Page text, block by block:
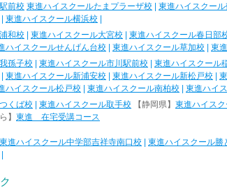
前校 東進ハイスクールたまプラーザ校 東進ハイスクー
東進ハイスクール横浜校
和校 東進ハイスクール大宮校 東進ハイスクール春日部
ハイスクールせんげん台校 東進ハイスクール草加校 東
孫子校 東進ハイスクール市川駅前校 東進ハイスクール
東進ハイスクール新浦安校 東進ハイスクール新松戸校
ハイスクール松戸校 東進ハイスクール南柏校
東進ハイ
くば校 東進ハイスクール取手校 【静岡県】 東進ハイス
】 東進 在宅受講コース
東進ハイスクール中学部吉祥寺南口校 東進ハイスクール勝